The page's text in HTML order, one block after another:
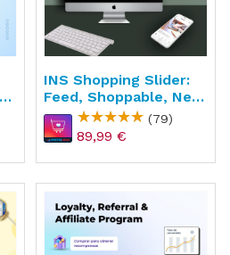
INS Shopping Slider:
Feed, Shoppable, New
API
(79)
89,99 €